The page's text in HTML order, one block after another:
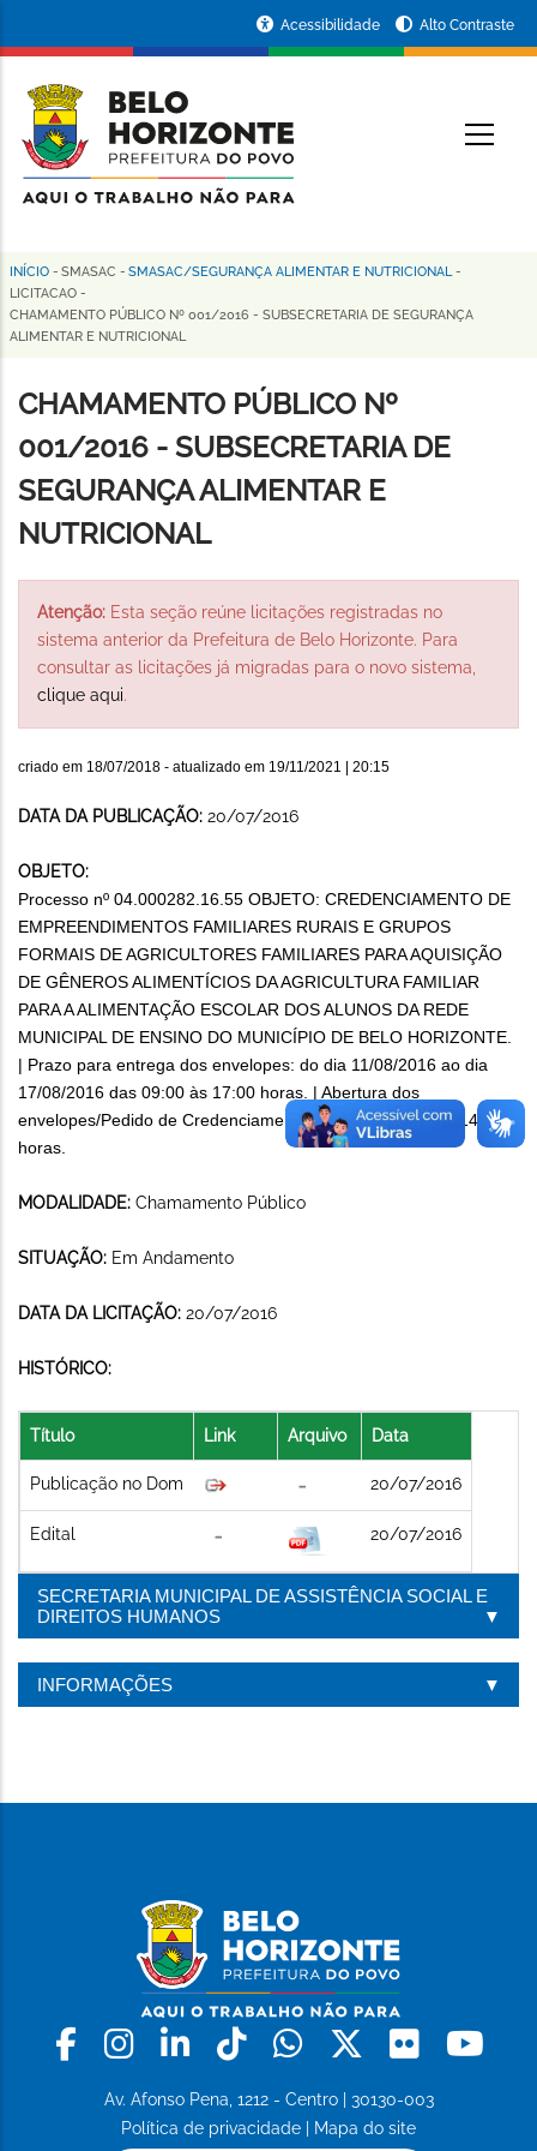
conteúdo
principal
da
Prefeitura
de
Horizonte
Acessibilidade Alto Contraste
Trilha
de
INÍCIO - SMASAC - SMASAC/SEGURANÇA ALIMENTAR E NUTRICIONAL -
LICITACAO -
CHAMAMENTO PÚBLICO Nº 001/2016 - SUBSECRETARIA DE SEGURANÇA
ALIMENTAR E NUTRICIONAL
CHAMAMENTO PÚBLICO Nº
001/2016 - SUBSECRETARIA DE
SEGURANÇA ALIMENTAR E
NUTRICIONAL
Atenção: Esta seção reúne licitações registradas no
sistema anterior da Prefeitura de Belo Horizonte. Para
consultar as licitações já migradas para o novo sistema,
clique aqui.
criado em 18/07/2018 - atualizado em 19/11/2021 | 20:15
DATA DA PUBLICAÇÃO: 20/07/2016
OBJETO:
Processo nº 04.000282.16.55 OBJETO: CREDENCIAMENTO DE
EMPREENDIMENTOS FAMILIARES RURAIS E GRUPOS
FORMAIS DE AGRICULTORES FAMILIARES PARA AQUISIÇÃO
DE GÊNEROS ALIMENTÍCIOS DA AGRICULTURA FAMILIAR
PARA A ALIMENTAÇÃO ESCOLAR DOS ALUNOS DA REDE
MUNICIPAL DE ENSINO DO MUNICÍPIO DE BELO HORIZONTE.
| Prazo para entrega dos envelopes: do dia 11/08/2016 ao dia
17/08/2016 das 09:00 às 17:00 horas. | Abertura dos
envelopes/Pedido de Credenciamento: dia 19/08/2016 às 14:00
horas.
MODALIDADE: Chamamento Público
SITUAÇÃO: Em Andamento
DATA DA LICITAÇÃO: 20/07/2016
HISTÓRICO:
Título Link Arquivo Data
Publicação no Dom 20/07/2016
Edital 20/07/2016
SECRETARIA MUNICIPAL DE ASSISTÊNCIA SOCIAL E
DIREITOS HUMANOS
INFORMAÇÕES
Facebook
Instagram
LinkedinTiktokWhatsapp
X Flickr
Av. Afonso Pena, 1212 - Centro | 30130-003
Política de privacidade
Mapa do site